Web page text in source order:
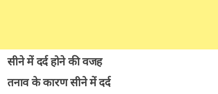
सीने में दर्द होने की वजह
तनाव के कारण सीने में दर्द